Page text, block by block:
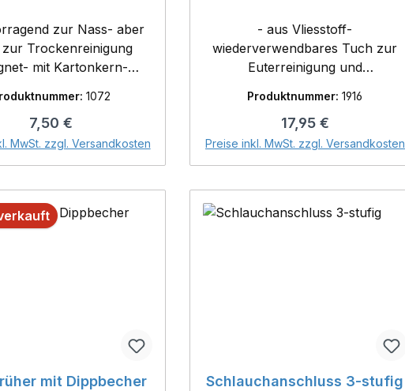
zur Nass- aber
Trockenreinigung
mit Kartonkern-
abbaubar- 100%
hohe
für
Nassreinigung-
Wirkung durch die
ideal für kleine
geeignet- Inhalt: 2 x
1072
Regulärer Preis:
7,50 €
MwSt. zzgl. Versandkosten
In den Warenkorb
- aus Vliesstoff-
wiederverwendbares Tuch zur
Euterreinigung und
maschinenwaschbar und
kochfest bis 95°C- Inhalt: 50
Stück
Produktnummer:1916
Regulärer Preis:
17,95 €
Preise inkl. MwSt. zzgl. Versandkosten
In den Warenkorb
mit Dippbecher Schlauchanschluss 3-stufig